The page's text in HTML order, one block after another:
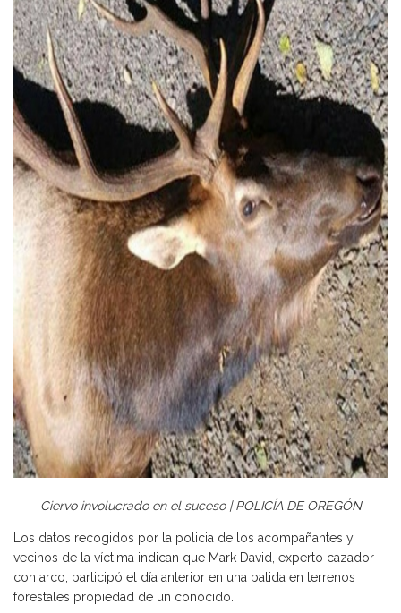
Ciervo involucrado en el suceso | POLICÍA DE OREGÓN
Los datos recogidos por la policia de los acompañantes y
vecinos de la víctima indican que Mark David, experto cazador
con arco, participó el día anterior en una batida en terrenos
forestales propiedad de un conocido.